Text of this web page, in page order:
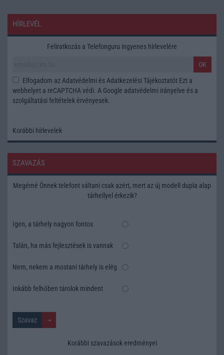
HÍRLEVÉL
Feliratkozás a Telefonguru ingyenes hírlevelére
OK
Elfogadom az Adatvédelmi és Adatkezelési Tájékoztatót Ezt a
webhelyet a reCAPTCHA védi. A Google adatvédelmi irányelve és a
szolgáltatási feltételek érvényesek.
Korábbi hírlevelek
SZAVAZÁS
Megérné Önnek telefont váltani csak azért, mert az új modell dupla alap
tárhellyel érkezik?
Igen, a tárhely nagyon fontos
Talán, ha más fejlesztések is vannak
Nem, nekem a mostani tárhely is elég
Inkább felhőben tárolok mindent
Korábbi szavazások eredményei